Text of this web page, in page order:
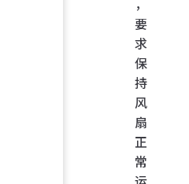
要
求
保
持
风
扇
正
常